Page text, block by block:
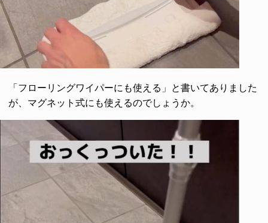
「フローリングワイパーにも使える」と書いてありました
が、マグネット式にも使えるのでしょうか。